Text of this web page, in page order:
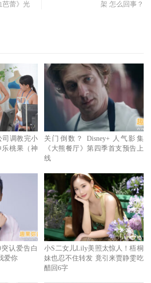
富攻略》空降多国票房冠军。
梅坎姆Usha Seamkhum（小名Taew）也
被粉丝包围挤爆，足见电影的成功。
访问时坦言，当时得知电影《金孙爆富
合作时，他其实完全不知道这位巨星有多
位？完全不知道男主角有多红的她，还
才得知Billkin的知名度，她说：一起工作
的专业与魅力，我立刻明白了为什么他
爱，非常难忘。
芭蕾》光
架 怎么回事？
司调教完小
桃果（神
关门倒数？ Disney+ 人气影集
《大熊餐厅》第四季首支预告上
线
认爱告白
爱你
小S二女儿Lily美照太惊人！梧桐
妹也忍不住转发 竟引来贾静雯吃
醋回6字